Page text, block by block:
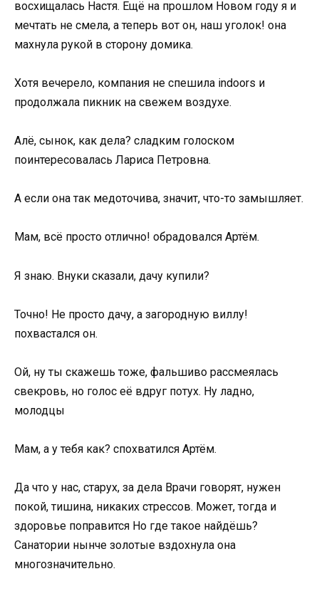
восхищалась Настя. Ещё на прошлом Новом году я и
мечтать не смела, а теперь вот он, наш уголок! она
махнула рукой в сторону домика.
Хотя вечерело, компания не спешила indoors и
продолжала пикник на свежем воздухе.
Алё, сынок, как дела? сладким голоском
поинтересовалась Лариса Петровна.
А если она так медоточива, значит, что-то замышляет.
Мам, всё просто отлично! обрадовался Артём.
Я знаю. Внуки сказали, дачу купили?
Точно! Не просто дачу, а загородную виллу!
похвастался он.
Ой, ну ты скажешь тоже, фальшиво рассмеялась
свекровь, но голос её вдруг потух. Ну ладно,
молодцы
Мам, а у тебя как? спохватился Артём.
Да что у нас, старух, за дела Врачи говорят, нужен
покой, тишина, никаких стрессов. Может, тогда и
здоровье поправится Но где такое найдёшь?
Санатории нынче золотые вздохнула она
многозначительно.